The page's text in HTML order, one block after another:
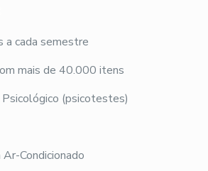
cada semestre
mais de 40.000 itens
(psicotestes)
Condicionado